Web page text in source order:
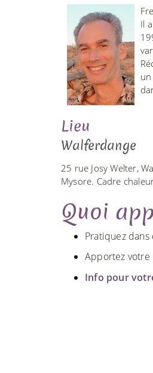
Il
Lieu
Walferdange
25 rue Josy Welter,
Mysore. Cadre
Quoi
Pratiquez
Apportez
Info pour